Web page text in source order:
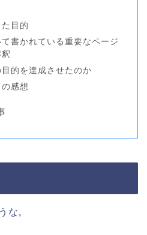
目的
書かれている重要なページ
的を達成させたのか
感想
な。